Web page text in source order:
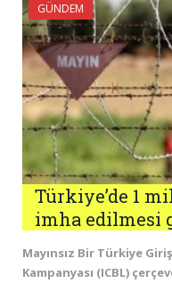
GÜNDEM
Türkiye’de 1
imha edilmesi
Mayınsız Bir Türkiye
Kampanyası (ICBL)